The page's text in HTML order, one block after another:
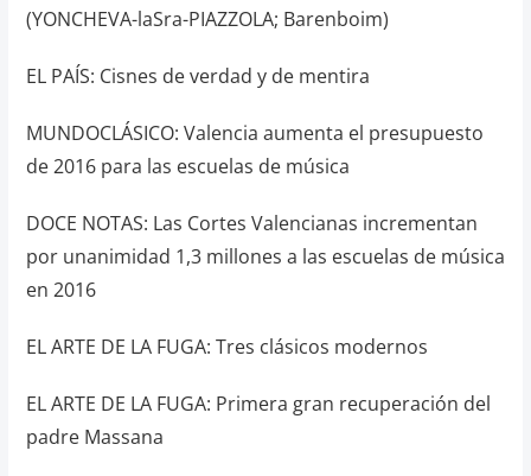
(YONCHEVA-laSra-PIAZZOLA; Barenboim)
EL PAÍS: Cisnes de verdad y de mentira
MUNDOCLÁSICO: Valencia aumenta el presupuesto
de 2016 para las escuelas de música
DOCE NOTAS: Las Cortes Valencianas incrementan
por unanimidad 1,3 millones a las escuelas de música
en 2016
EL ARTE DE LA FUGA: Tres clásicos modernos
EL ARTE DE LA FUGA: Primera gran recuperación del
padre Massana